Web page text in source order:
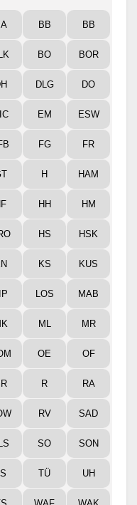
BB BB
BO BOR
DLG DO
EM ESW
FG FR
H HAM
HH HM
HS HSK
KS KUS
LOS MAB
ML MR
OE OF
R RA
RV SAD
SO SON
TÜ UH